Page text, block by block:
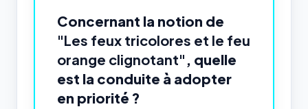
Concernant la notion de
"Les feux tricolores et le feu
orange clignotant" , quelle
est la conduite à adopter
en priorité ?